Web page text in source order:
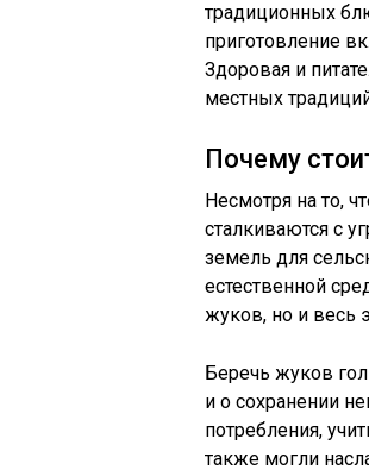
традиционных
приготовление
Здоровая и
местных
Почему
Несмотря на то,
сталкиваются с
земель для
естественной
жуков, но и весь
Беречь жуков
и о сохранении
потребления,
также могли